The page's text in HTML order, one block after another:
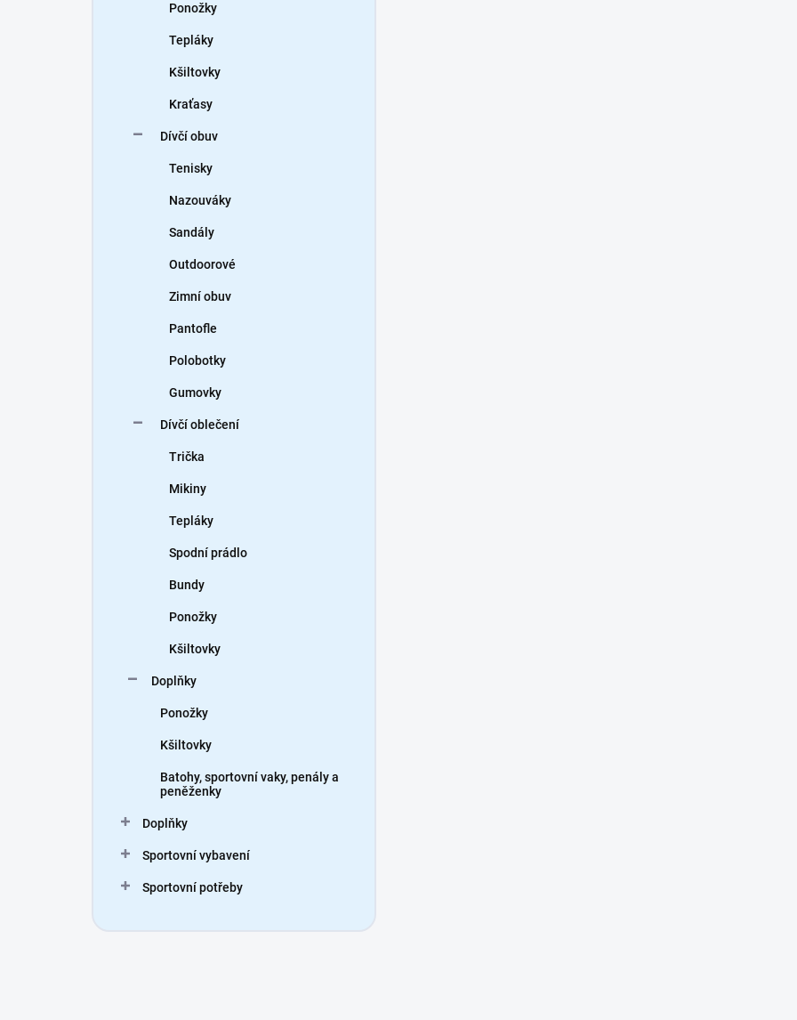
Ponožky
Tepláky
Kšiltovky
Kraťasy
Dívčí obuv
Tenisky
Nazouváky
Sandály
Outdoorové
Zimní obuv
Pantofle
Polobotky
Gumovky
Dívčí oblečení
Trička
Mikiny
Tepláky
Spodní prádlo
Bundy
Ponožky
Kšiltovky
Doplňky
Ponožky
Kšiltovky
Batohy, sportovní vaky, penály a
peněženky
Doplňky
Sportovní vybavení
Sportovní potřeby